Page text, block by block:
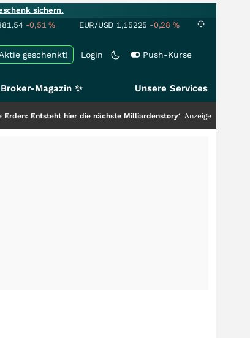
sichern.
-0,51% EUR/USD 1,15225 -0,28 %
Login Push-Kurse
Aktie geschenkt!
Broker-Magazin ✨ Unsere Services
hier die nächste Milliardenstory?+++ Anzeige